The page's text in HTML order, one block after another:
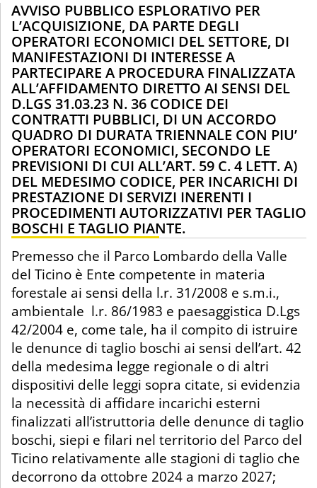
AVVISO PUBBLICO ESPLORATIVO PER
L’ACQUISIZIONE, DA PARTE DEGLI
OPERATORI ECONOMICI DEL SETTORE, DI
MANIFESTAZIONI DI INTERESSE A
PARTECIPARE A PROCEDURA FINALIZZATA
ALL’AFFIDAMENTO DIRETTO AI SENSI DEL
D.LGS 31.03.23 N. 36 CODICE DEI
CONTRATTI PUBBLICI, DI UN ACCORDO
QUADRO DI DURATA TRIENNALE CON PIU’
OPERATORI ECONOMICI, SECONDO LE
PREVISIONI DI CUI ALL’ART. 59 C. 4 LETT. A)
DEL MEDESIMO CODICE, PER INCARICHI DI
PRESTAZIONE DI SERVIZI INERENTI I
PROCEDIMENTI AUTORIZZATIVI PER TAGLIO
BOSCHI E TAGLIO PIANTE.
Premesso che il Parco Lombardo della Valle
del Ticino è Ente competente in materia
forestale ai sensi della l.r. 31/2008 e s.m.i.,
ambientale l.r. 86/1983 e paesaggistica D.Lgs
42/2004 e, come tale, ha il compito di istruire
le denunce di taglio boschi ai sensi dell’art. 42
della medesima legge regionale o di altri
dispositivi delle leggi sopra citate, si evidenzia
la necessità di affidare incarichi esterni
finalizzati all’istruttoria delle denunce di taglio
boschi, siepi e filari nel territorio del Parco del
Ticino relativamente alle stagioni di taglio che
decorrono da ottobre 2024 a marzo 2027;